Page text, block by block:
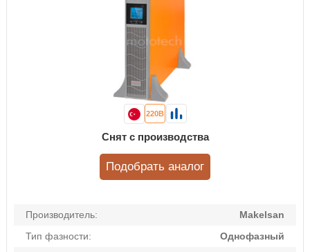
Производитель:
Makelsan
Тип фазности:
Однофазный
220В
Снят с производства
Подобрать аналог